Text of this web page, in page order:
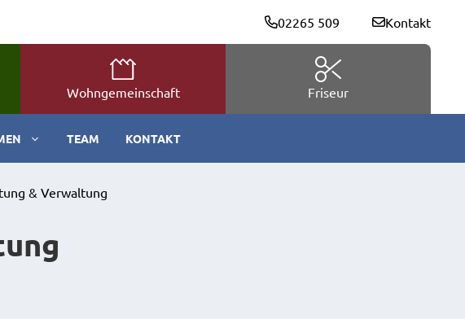
02265 509 Kontakt
Wohngemeinschaft Friseur
TEAM KONTAKT
& Verwaltung